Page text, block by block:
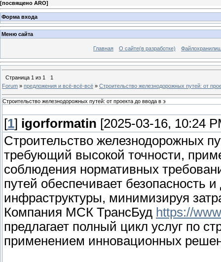
[посвящено ARO]
Форма входа
Меню сайта
Главная О сайте(в разработке)
Страница 1 из 1
1
Forum » предложения и всё-всё-всё » Строительство железнодорожных путей: от
Строительство железнодорожных путей: от проекта до ввода в э
[1] igorformatin [2025-03-16, 10:24
Строительство железнодорожных
требующий высокой точности,
соблюдения нормативных
путей обеспечивает безопасность
инфраструктуры, минимизируя
Компания МСК ТрансБуд https://
предлагает полный цикл услуг по
применением инновационных